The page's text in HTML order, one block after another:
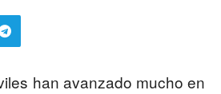
han avanzado mucho en